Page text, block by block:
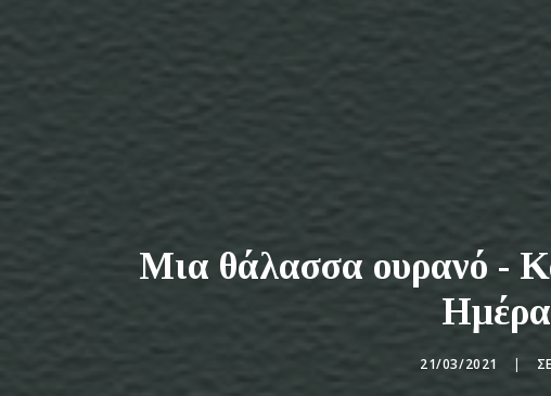
Μια θάλασσα ουρανό -
21/03/2021 |